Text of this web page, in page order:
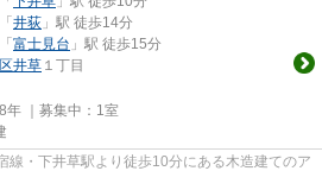
「 井荻 」駅 徒歩14分
「 富士見台 」駅 徒歩15分
井草 １丁目
｜募集中： 1室
線・下井草駅より徒歩10分にある木造建てのア